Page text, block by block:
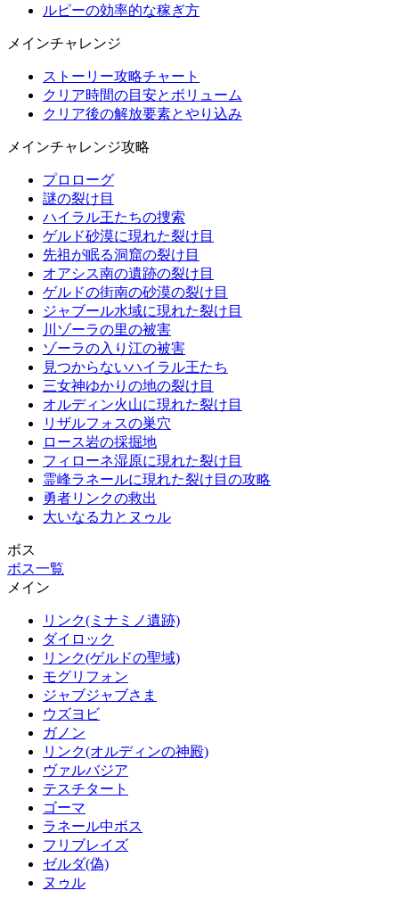
ルピーの効率的な稼ぎ方
メインチャレンジ
ストーリー攻略チャート
クリア時間の目安とボリューム
クリア後の解放要素とやり込み
メインチャレンジ攻略
プロローグ
謎の裂け目
ハイラル王たちの捜索
ゲルド砂漠に現れた裂け目
先祖が眠る洞窟の裂け目
オアシス南の遺跡の裂け目
ゲルドの街南の砂漠の裂け目
ジャブール水域に現れた裂け目
川ゾーラの里の被害
ゾーラの入り江の被害
見つからないハイラル王たち
三女神ゆかりの地の裂け目
オルディン火山に現れた裂け目
リザルフォスの巣穴
ロース岩の採掘地
フィローネ湿原に現れた裂け目
霊峰ラネールに現れた裂け目の攻略
勇者リンクの救出
大いなる力とヌゥル
ボス
ボス一覧
メイン
リンク(ミナミノ遺跡)
ダイロック
リンク(ゲルドの聖域)
モグリフォン
ジャブジャブさま
ウズヨビ
ガノン
リンク(オルディンの神殿)
ヴァルバジア
テスチタート
ゴーマ
ラネール中ボス
フリブレイズ
ゼルダ(偽)
ヌゥル